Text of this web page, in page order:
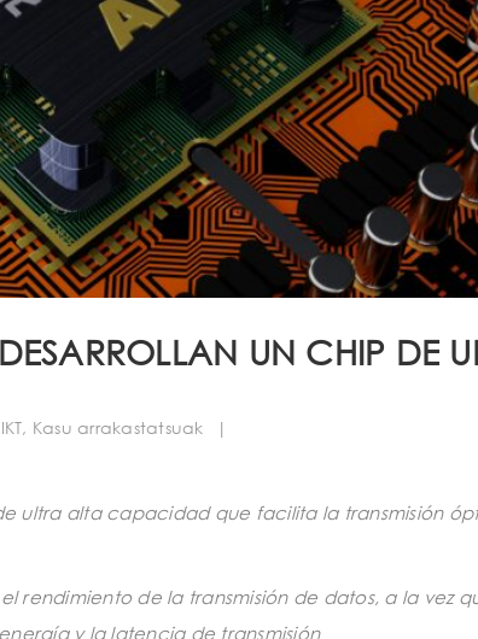
UN CHIP DE
IKT, Kasu arrakastatsuak |
ultra alta capacidad que facilita la transmisión
rendimiento de la transmisión de datos, a la vez
y la latencia de transmisión